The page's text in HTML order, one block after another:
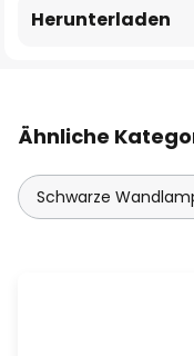
Herunterladen
Ähnliche
Schwarze